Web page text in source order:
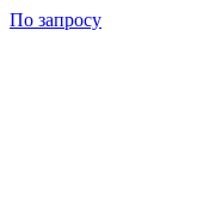
По запросу